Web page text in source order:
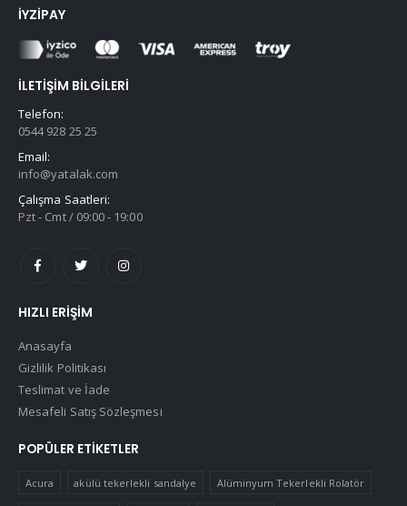
İYZIPAY
İLETIŞIM BILGILERI
Telefon:
0544 928 25 25
Email:
info@yatalak.com
Çalışma Saatleri:
Pzt - Cmt / 09:00 - 19:00
HIZLI ERIŞIM
Anasayfa
Gizlilik Politikası
Teslimat ve İade
Mesafeli Satış Sözleşmesi
POPÜLER ETIKETLER
Acura akülü tekerlekli sandalye Alüminyum Tekerlekli Rolatör